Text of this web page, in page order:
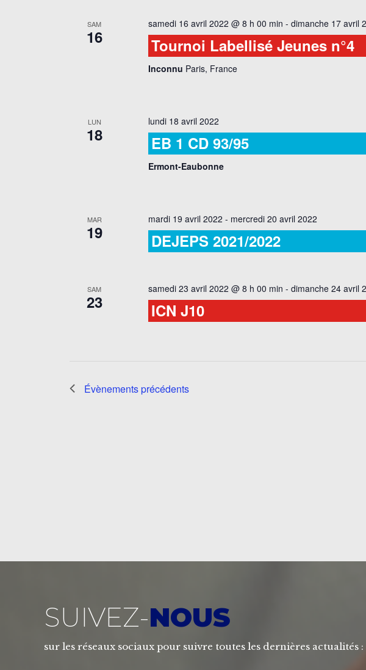
SAM
16
samedi 16 avril 2022 @ 8 h 00 min -dimanche 17 avril
Tournoi Labellisé Jeunes n°4
Inconnu Paris, France
LUN
18
lundi 18 avril 2022
EB 1 CD 93/95
Ermont-Eaubonne
MAR
19
mardi 19 avril 2022 - mercredi 20 avril 2022
DEJEPS 2021/2022
SAM
23
samedi 23 avril 2022 @ 8 h 00 min -dimanche 24 avril
ICN J10
Évènementsprécédents
SUIVEZ-NOUS
sur les réseaux sociaux pour suivre toutes les dernières actualités :